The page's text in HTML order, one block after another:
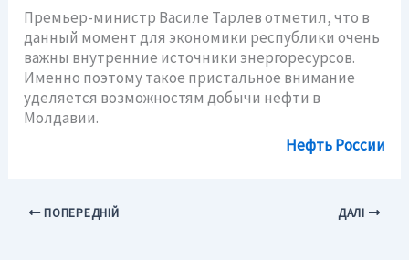
Премьер-министр Василе Тарлев отметил, что в
данный момент для экономики республики очень
важны внутренние источники энергоресурсов.
Именно поэтому такое пристальное внимание
уделяется возможностям добычи нефти в
Молдавии.
Нефть России
ПОПЕРЕДНІЙ ДАЛІ